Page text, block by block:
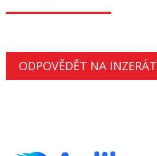
ODPOVĚDĚT NA INZERÁT